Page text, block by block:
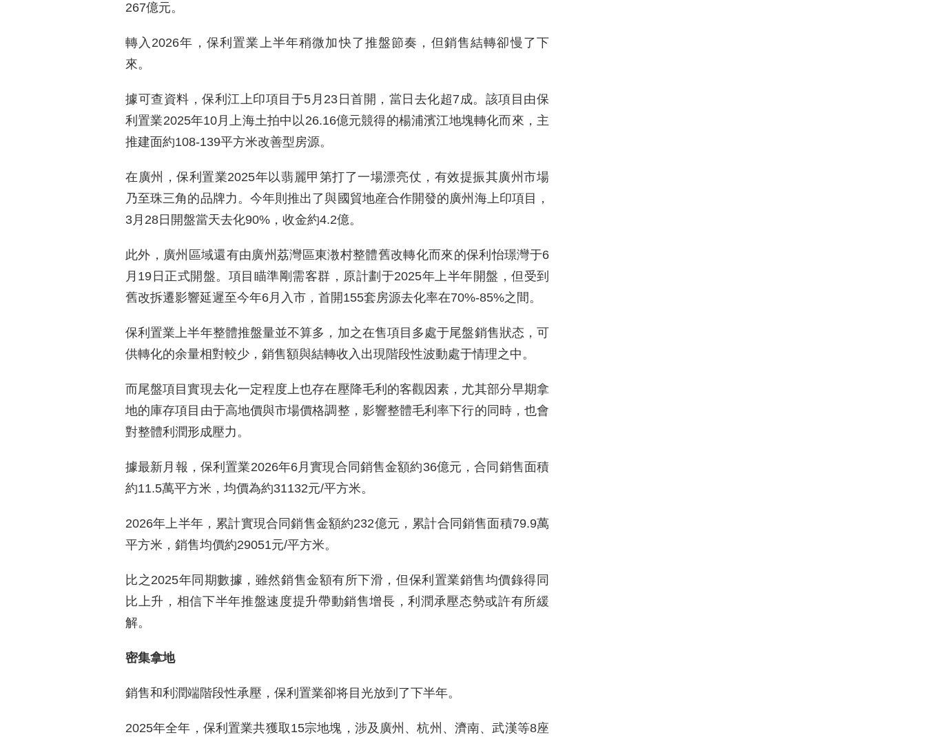
267億元。
轉入2026年，保利置業上半年稍微加快了推盤節奏，但銷售結轉卻慢了下
來。
據可查資料，保利江上印項目于5月23日首開，當日去化超7成。該項目由保
利置業2025年10月上海土拍中以26.16億元競得的楊浦濱江地塊轉化而來，主
推建面約108-139平方米改善型房源。
在廣州，保利置業2025年以翡麗甲第打了一場漂亮仗，有效提振其廣州市場
乃至珠三角的品牌力。今年則推出了與國貿地産合作開發的廣州海上印項目，
3月28日開盤當天去化90%，收金約4.2億。
此外，廣州區域還有由廣州荔灣區東漖村整體舊改轉化而來的保利怡璟灣于6
月19日正式開盤。項目瞄準剛需客群，原計劃于2025年上半年開盤，但受到
舊改拆遷影響延遲至今年6月入市，首開155套房源去化率在70%-85%之間。
保利置業上半年整體推盤量並不算多，加之在售項目多處于尾盤銷售狀态，可
供轉化的余量相對較少，銷售額與結轉收入出現階段性波動處于情理之中。
而尾盤項目實現去化一定程度上也存在壓降毛利的客觀因素，尤其部分早期拿
地的庫存項目由于高地價與市場價格調整，影響整體毛利率下行的同時，也會
對整體利潤形成壓力。
據最新月報，保利置業2026年6月實現合同銷售金額約36億元，合同銷售面積
約11.5萬平方米，均價為約31132元/平方米。
2026年上半年，累計實現合同銷售金額約232億元，累計合同銷售面積79.9萬
平方米，銷售均價約29051元/平方米。
比之2025年同期數據，雖然銷售金額有所下滑，但保利置業銷售均價錄得同
比上升，相信下半年推盤速度提升帶動銷售增長，利潤承壓态勢或許有所緩
解。
密集拿地
銷售和利潤端階段性承壓，保利置業卻将目光放到了下半年。
2025年全年，保利置業共獲取15宗地塊，涉及廣州、杭州、濟南、武漢等8座